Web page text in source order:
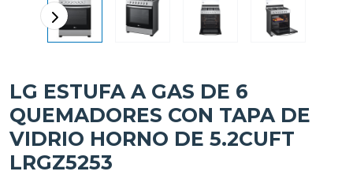
LG ESTUFA A GAS DE 6
QUEMADORES CON TAPA DE
VIDRIO HORNO DE 5.2CUFT
LRGZ5253